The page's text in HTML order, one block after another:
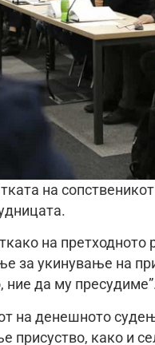
на
на
за укинување на
ние да му
на денешното
присуство, како и